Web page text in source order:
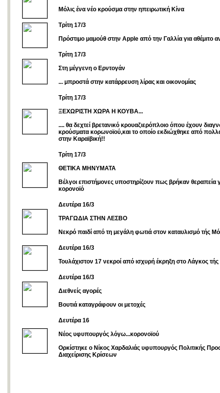
Μόλις ένα νέο κρούσμα στην ηπειρωτική Κίνα
Τρίτη 17/3
Πρόστιμο μαμούθ στην Apple από την Γαλλία για αθέμιτο
Τρίτη 17/3
Στη μέγγενη ο Ερντογάν
... μπροστά στην κατάρρευση λίρας και οικονομίας
Tρίτη 17/3
ΞΕΧΩΡΙΣΤΗ ΧΩΡΑ Η ΚΟΥΒΑ...
.... θα δεχτεί βρετανικό κρουαζιερόπλοιο όπου έχουν
κρούσματα κορωνοϊού,και το οποίο εκδιώχθηκε από
στην Καραϊβική!!
Τρίτη 17/3
ΘΕΤΙΚΑ ΜΗΝΥΜΑΤΑ
Βέλγοι επιστήμονες υποστηρίζουν πως βρήκαν θεραπεία
κορονοϊό
Δευτέρα 16/3
ΤΡΑΓΩΔΙΑ ΣΤΗΝ ΛΕΣΒΟ
Νεκρό παιδί από τη μεγάλη φωτιά στον καταυλισμό τής
Δευτέρα 16/3
Τουλάχιστον 17 νεκροί από ισχυρή έκρηξη στο Λάγκος τής
Δευτέρα 16/3
Διεθνείς αγορές
Βουτιά καταγράφουν οι μετοχές
Δευτέρα 16
Νέος υφυπουργός λόγω...κορονοϊού
Ορκίστηκε ο Νίκος Χαρδαλιάς υφυπουργός Πολιτικής
Διαχείρισης Κρίσεων